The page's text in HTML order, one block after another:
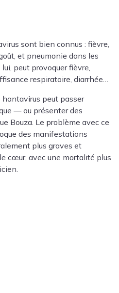
sont bien connus : fièvre,
et pneumonie dans les
peut provoquer fièvre,
respiratoire, diarrhée…
hantavirus peut passer
— ou présenter des
Bouza. Le problème avec ce
des manifestations
plus graves et
cœur, avec une mortalité plus